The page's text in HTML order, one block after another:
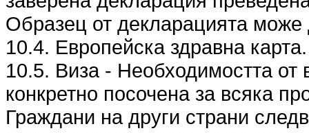
Образец от декларацията
10.4. Европейска здравна карта.
10.5. Виза - Необходимостта от
конкретно посочена за всяка
Граждани на други страни